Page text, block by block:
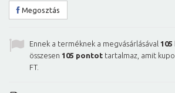
Megosztás
Ennek a terméknek a megvásárlásával 105
összesen 105 pontot tartalmaz, amit
FT.